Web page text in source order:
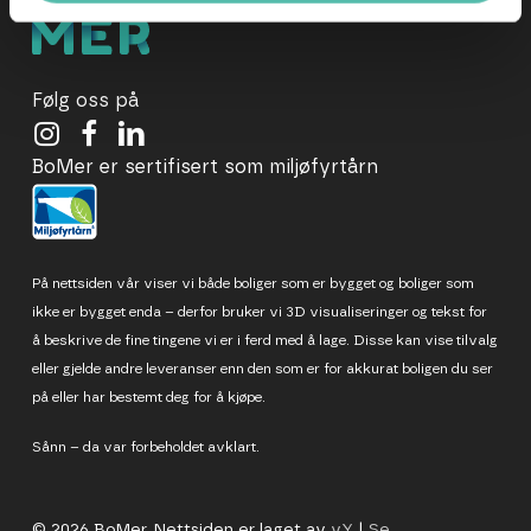
Følg oss på
BoMer er sertifisert som miljøfyrtårn
På nettsiden vår viser vi både boliger som er bygget og boliger som
ikke er bygget enda – derfor bruker vi 3D visualiseringer og tekst for
å beskrive de fine tingene vi er i ferd med å lage. Disse kan vise tilvalg
eller gjelde andre leveranser enn den som er for akkurat boligen du ser
på eller har bestemt deg for å kjøpe.
Sånn – da var forbeholdet avklart.